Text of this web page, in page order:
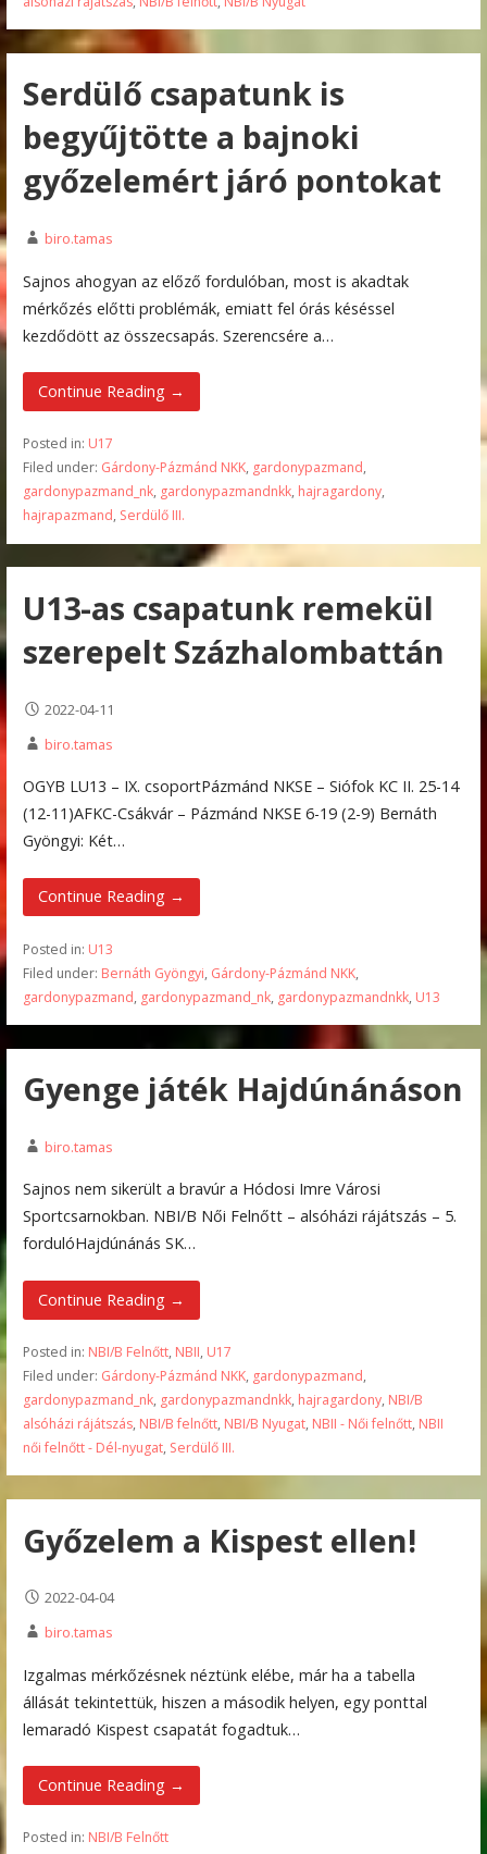
Serdülő csapatunk is
begyűjtötte a bajnoki
győzelemért járó pontokat
biro.tamas
Sajnos ahogyan az előző fordulóban, most is akadtak
mérkőzés előtti problémák, emiatt fel órás késéssel
kezdődött az összecsapás. Szerencsére a…
Continue Reading →
Posted in: U17
Filed under: Gárdony-Pázmánd NKK, gardonypazmand,
gardonypazmand_nk, gardonypazmandnkk, hajragardony,
hajrapazmand, Serdülő III.
U13-as csapatunk remekül
szerepelt Százhalombattán
2022-04-11
biro.tamas
OGYB LU13 – IX. csoportPázmánd NKSE – Siófok KC II. 25-14
(12-11)AFKC-Csákvár – Pázmánd NKSE 6-19 (2-9) Bernáth
Gyöngyi: Két…
Continue Reading →
Posted in: U13
Filed under: Bernáth Gyöngyi, Gárdony-Pázmánd NKK,
gardonypazmand, gardonypazmand_nk, gardonypazmandnkk, U13
Gyenge játék Hajdúnánáson
biro.tamas
Sajnos nem sikerült a bravúr a Hódosi Imre Városi
Sportcsarnokban. NBI/B Női Felnőtt – alsóházi rájátszás – 5.
fordulóHajdúnánás SK…
Continue Reading →
Posted in: NBI/B Felnőtt, NBII, U17
Filed under: Gárdony-Pázmánd NKK, gardonypazmand,
gardonypazmand_nk, gardonypazmandnkk, hajragardony, NBI/B
alsóházi rájátszás, NBI/B felnőtt, NBI/B Nyugat, NBII - Női felnőtt, NBII
női felnőtt - Dél-nyugat, Serdülő III.
Győzelem a Kispest ellen!
2022-04-04
biro.tamas
Izgalmas mérkőzésnek néztünk elébe, már ha a tabella
állását tekintettük, hiszen a második helyen, egy ponttal
lemaradó Kispest csapatát fogadtuk…
Continue Reading →
Posted in: NBI/B Felnőtt